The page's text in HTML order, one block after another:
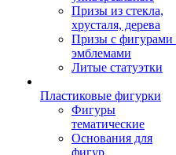
Призы из стекла,
хрусталя, дерева
Призы с фигурами
эмблемами
Литые статуэтки
Пластиковые фигурки
Фигуры
тематические
Основания для
фигур